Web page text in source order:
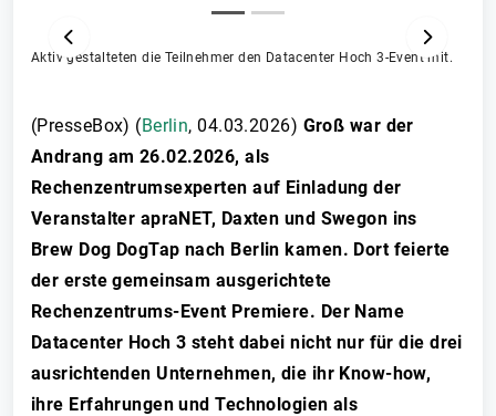
Aktiv gestalteten die Teilnehmer den Datacenter Hoch 3-Event mit.
ZURÜCK VOR
(PresseBox) (Berlin,04.03.2026) Groß war der
Andrang am 26.02.2026, als
Rechenzentrumsexperten auf Einladung der
Veranstalter apraNET, Daxten und Swegon ins
Brew Dog DogTap nach Berlin kamen. Dort feierte
der erste gemeinsam ausgerichtete
Rechenzentrums-Event Premiere. Der Name
Datacenter Hoch 3 steht dabei nicht nur für die drei
ausrichtenden Unternehmen, die ihr Know-how,
ihre Erfahrungen und Technologien als